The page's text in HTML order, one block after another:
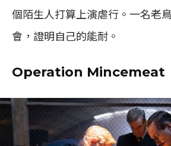
個陌生人打算上演虐行。一名老
會，證明自己的能耐。
Operation Mincemeat